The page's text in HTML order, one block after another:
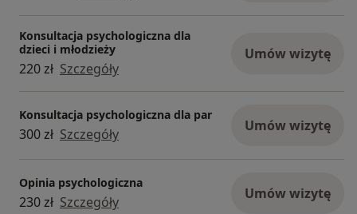
Konsultacja psychologiczna dla
dzieci i młodzieży
220 zł Szczegóły
Umów wizytę
Konsultacja psychologiczna dla par
300 zł Szczegóły Umów wizytę
Opinia psychologiczna
230 zł Szczegóły Umów wizytę